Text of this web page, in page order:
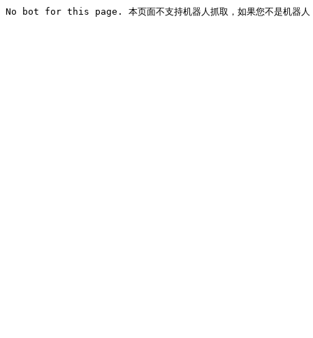
No bot for this page. 本页面不支持机器人抓取，如果您不是机器人，